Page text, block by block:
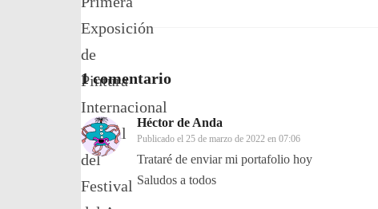
entradas
1 comentario
Héctor de Anda
Publicado el 25 de marzo de 2022 en 07:06
Trataré de enviar mi portafolio hoy
Saludos a todos